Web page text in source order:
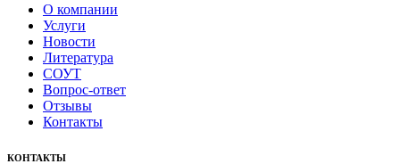
О компании
Услуги
Новости
Литература
СОУТ
Вопрос-ответ
Отзывы
Контакты
КОНТАКТЫ